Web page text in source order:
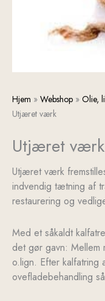
Hjem » Webshop » Olie,
Utjæret værk
Utjæret værk
Utjæret værk
indvendig tætning af
restaurering og
Med et såkaldt
det gør gavn:
o.lign. Efter kalfatring
ovefladebehandling
Utjæret
værk